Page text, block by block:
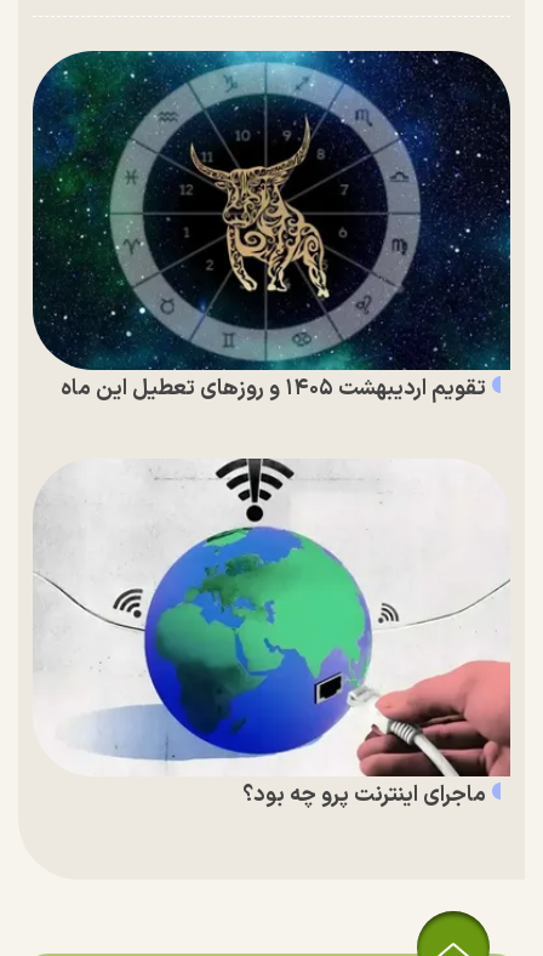
تقویم اردیبهشت ۱۴۰۵ و روز‌های تعطیل این ماه
ماجرای اینترنت پرو چه بود؟